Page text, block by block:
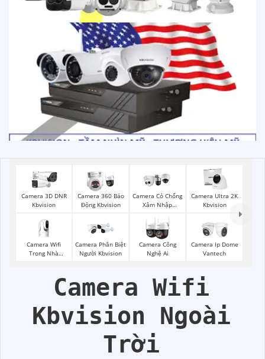
Camera 3D DNR
Kbvision
Camera 360 Báo
Động Kbvision
Camera Có Chống
Xâm Nhập
Camera Ultra 2K
Kbvision
Camera Wifi
Trong Nhà
Camera Phân Biệt
Người Kbvision
Camera Công
Nghệ Ai
Camera Ip Dome
Vantech
Camera Wifi
Kbvision Ngoài
Trời